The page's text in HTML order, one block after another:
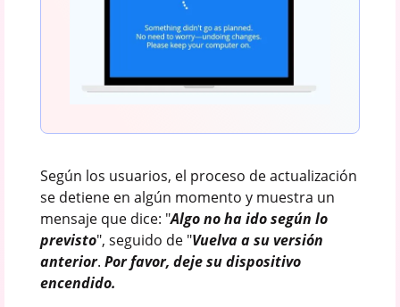
Según los usuarios, el proceso de actualización
se detiene en algún momento y muestra un
mensaje que dice: "Algo no ha ido según lo
previsto", seguido de "Vuelva a su versión
anterior. Por favor, deje su dispositivo
encendido.